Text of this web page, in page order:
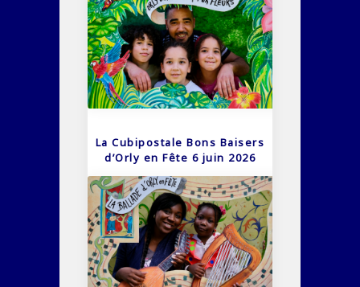
La Cubipostale Bons Baisers
d’Orly en Fête 6 juin 2026